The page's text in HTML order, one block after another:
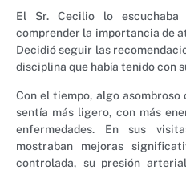
El Sr. Cecilio lo
comprender la importancia de
Decidió seguir las
disciplina que había tenido con
Con el tiempo, algo asombroso
sentía más ligero, con más
enfermedades. En sus
mostraban mejoras
controlada, su presión